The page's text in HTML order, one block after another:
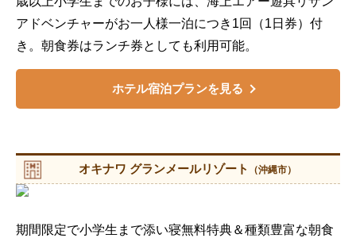
アドベンチャーがお一人様一泊につき1回（1日券）付
き。朝食券はランチ券としても利用可能。
ホテル宿泊プランを見る
オキナワ グランメールリゾート （沖縄市）
期間限定で小学生まで添い寝無料特典＆種類豊富な朝食